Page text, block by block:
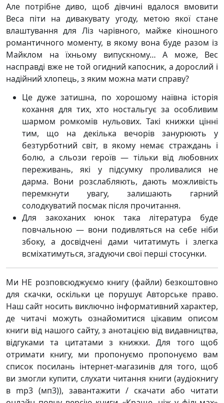
Але потрібне диво, щоб дівчині вдалося вмовити
Веса піти на дивакувату угоду, метою якої стане
влаштування для Ліз чарівного, майже кіношного
романтичного моменту, в якому вона буде разом із
Майклом на їхньому випускному… А може, Вес
насправді вже не той огидний капосник, а дорослий і
надійний хлопець, з яким можна мати справу?
Це дуже затишна, по хорошому наївна історія
кохання для тих, хто ностальгує за особливим
шармом ромкомів нульових. Такі книжки цінні
тим, що на декілька вечорів занурюють у
безтурботний світ, в якому немає страждань і
болю, а сльози героїв — тільки від любовних
переживань, які у підсумку проливалися не
дарма. Вони розслабляють, дають можливість
перемкнути увагу, залишають гарний
солодкуватий посмак після прочитання.
Для закоханих юнок така література буде
повчальною — вони подивляться на себе ніби
збоку, а досвідчені дами читатимуть і злегка
всміхатимуться, згадуючи свої перші стосунки.
Ми НЕ розповсюджуємо книгу (файли) безкоштовно
для скачки, оскільки це порушує Авторське право.
Наш сайт носить виключно інформативний характер,
де читачі можуть ознайомитися цікавим описом
книги від нашого сайту, з анотацією від видавництва,
відгуками та цитатами з книжки. Для того щоб
отримати книгу, ми пропонуємо пропонуємо вам
список посилань інтернет-магазинів для того, щоб
ви змогли купити, слухати читання книги (аудіокнигу
в mp3 (мп3)), завантажити / скачати або читати